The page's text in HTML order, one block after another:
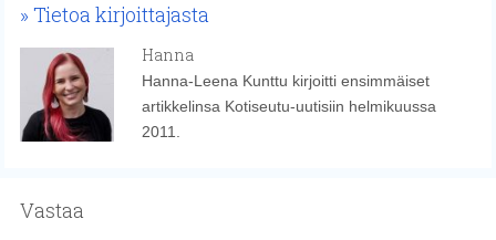
Tietoa kirjoittajasta
Hanna
Hanna-Leena Kunttu kirjoitti ensimmäiset
artikkelinsa Kotiseutu-uutisiin helmikuussa
2011.
Vastaa